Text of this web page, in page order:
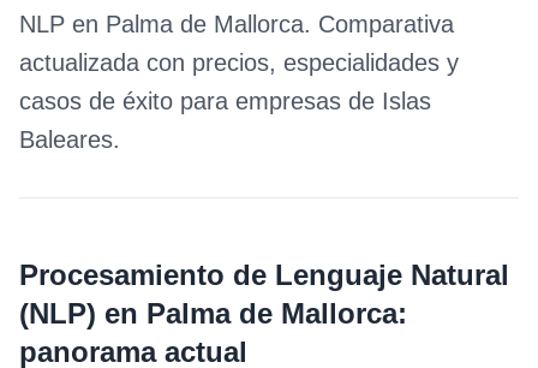
NLP en Palma de Mallorca. Comparativa
actualizada con precios, especialidades y
casos de éxito para empresas de Islas
Baleares.
Procesamiento de Lenguaje Natural
(NLP) en Palma de Mallorca:
panorama actual